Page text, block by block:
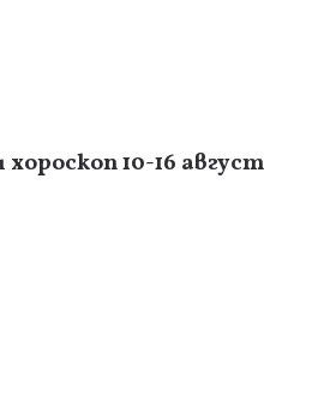
10-16 август